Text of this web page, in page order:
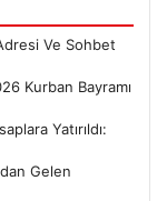
Ve Sohbet
Kurban Bayramı
Yatırıldı:
Gelen